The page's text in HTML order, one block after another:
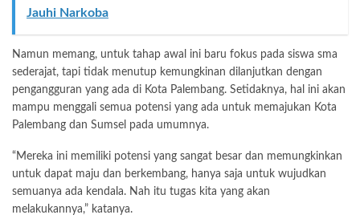
Jauhi Narkoba
Namun memang, untuk tahap awal ini baru fokus pada siswa sma
sederajat, tapi tidak menutup kemungkinan dilanjutkan dengan
pengangguran yang ada di Kota Palembang. Setidaknya, hal ini akan
mampu menggali semua potensi yang ada untuk memajukan Kota
Palembang dan Sumsel pada umumnya.
“Mereka ini memiliki potensi yang sangat besar dan memungkinkan
untuk dapat maju dan berkembang, hanya saja untuk wujudkan
semuanya ada kendala. Nah itu tugas kita yang akan
melakukannya,” katanya.